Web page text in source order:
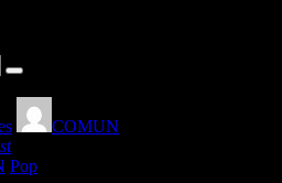
COMUN
Pop